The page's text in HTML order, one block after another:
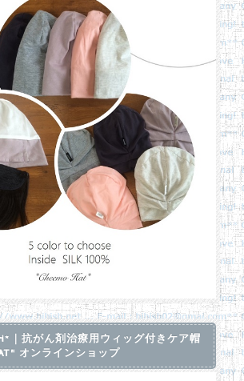
｜抗がん剤治療用ウィッグ付きケア帽
オンラインショップ